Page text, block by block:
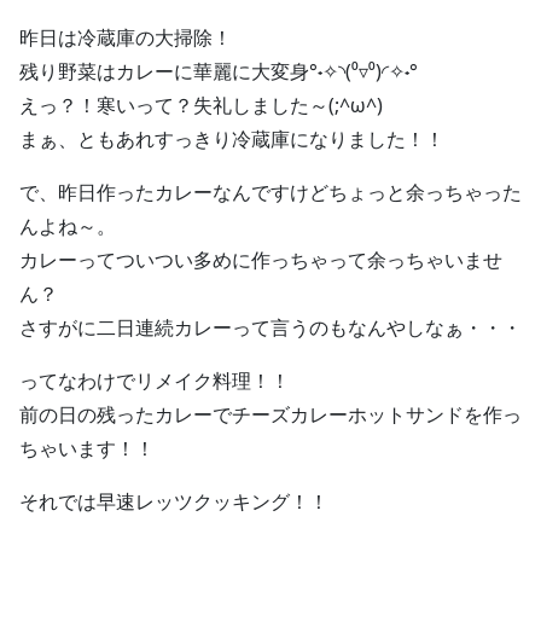
昨日は冷蔵庫の大掃除！
残り野菜はカレーに華麗に大変身°˖✧◝(⁰▿⁰)◜✧˖°
えっ？！寒いって？失礼しました～(;^ω^)
まぁ、ともあれすっきり冷蔵庫になりました！！
で、昨日作ったカレーなんですけどちょっと余っちゃった
んよね～。
カレーってついつい多めに作っちゃって余っちゃいませ
ん？
さすがに二日連続カレーって言うのもなんやしなぁ・・・
ってなわけでリメイク料理！！
前の日の残ったカレーでチーズカレーホットサンドを作っ
ちゃいます！！
それでは早速レッツクッキング！！